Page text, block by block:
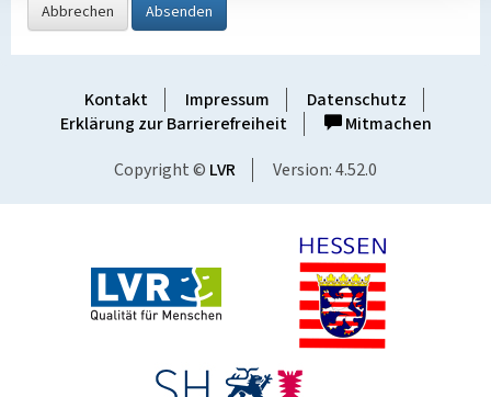
Abbrechen Absenden
Kontakt Impressum
Datenschutz
Erklärung zur Barrierefreiheit
Mitmachen
Copyright © LVR Version: 4.52.0